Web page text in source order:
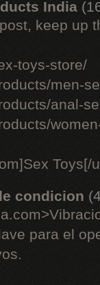
India
keep up
toys-store/
men-
anal-
Toys[/
condicion
para el